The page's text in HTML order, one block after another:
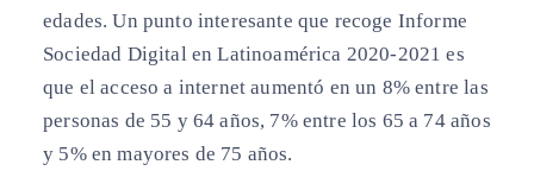
edades. Un punto interesante que recoge Informe
Sociedad Digital en Latinoamérica 2020-2021 es
que el acceso a internet aumentó en un 8% entre las
personas de 55 y 64 años, 7% entre los 65 a 74 años
y 5% en mayores de 75 años.